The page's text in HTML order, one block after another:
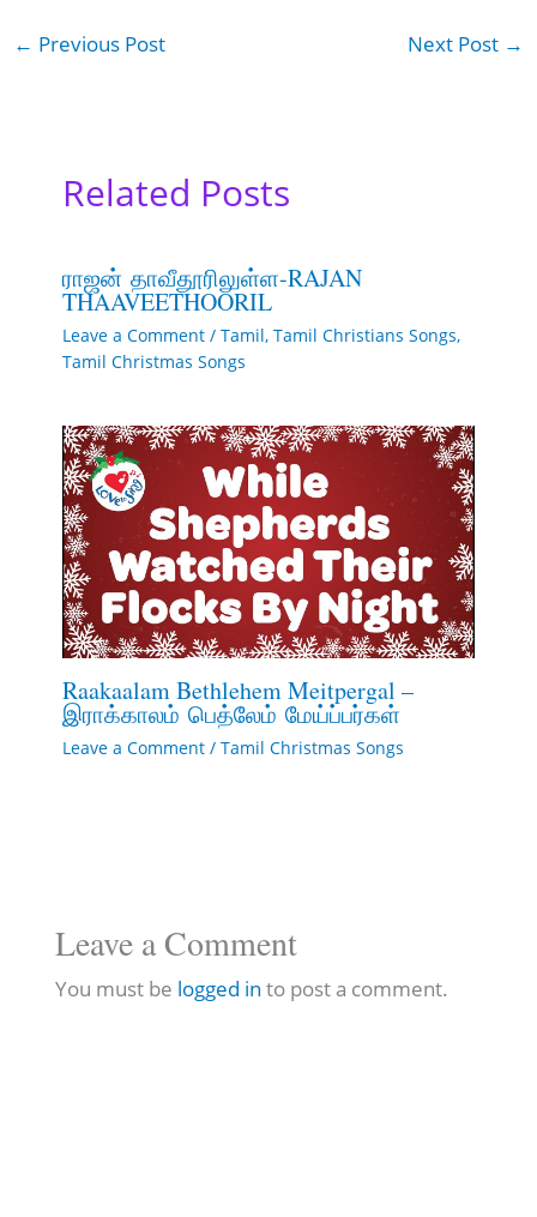
← Previous Post Next Post →
Related Posts
ராஜன் தாவீதூரிலுள்ள-RAJAN
THAAVEETHOORIL
Leave a Comment / Tamil, Tamil Christians Songs,
Tamil Christmas Songs
Raakaalam Bethlehem Meitpergal –
இராக்காலம் பெத்லேம் மேய்ப்பர்கள்
Leave a Comment / Tamil Christmas Songs
Leave a Comment
You must be logged in to post a comment.